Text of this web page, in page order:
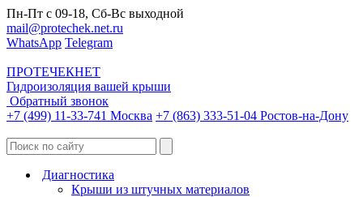
Пн-Пт с 09-18, Сб-Вс выходной
mail@protechek.net.ru
WhatsApp Telegram
ПРОТЕЧЕКНЕТ
Гидроизоляция вашей крыши
Обратный звонок
+7 (499) 11-33-741 Москва +7 (863) 333-51-04 Ростов-на-Дону
Диагностика
Крыши из штучных материалов